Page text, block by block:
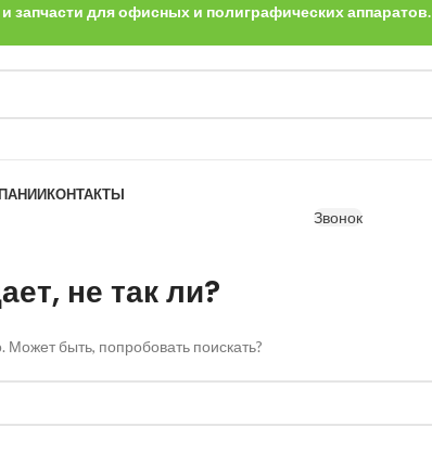
для офисных и полиграфических аппаратов.
КОНТАКТЫ
Звонок
не так ли?
быть, попробовать поискать?